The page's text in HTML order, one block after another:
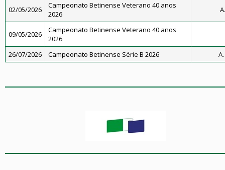
02/05/2026
Campeonato Betinense Veterano 40 anos
2026
09/05/2026
Campeonato Betinense Veterano 40 anos
2026
26/07/2026 Campeonato Betinense Série B 2026